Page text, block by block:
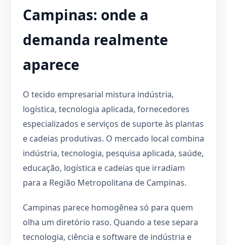
Campinas: onde a
demanda realmente
aparece
O tecido empresarial mistura indústria,
logística, tecnologia aplicada, fornecedores
especializados e serviços de suporte às plantas
e cadeias produtivas. O mercado local combina
indústria, tecnologia, pesquisa aplicada, saúde,
educação, logística e cadeias que irradiam
para a Região Metropolitana de Campinas.
Campinas parece homogênea só para quem
olha um diretório raso. Quando a tese separa
tecnologia, ciência e software de indústria e